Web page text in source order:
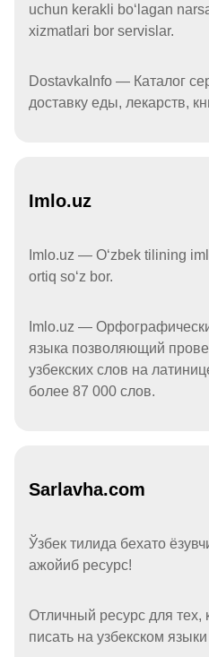
uchun kerakli boʻlagan
xizmatlari bor servislar.
DostavkaInfo — Каталог
доставку еды, лекарств,
Imlo.uz
Imlo.uz — Oʻzbek tilining
ortiq soʻz bor.
Imlo.uz —
языка позволяющий
узбекских слов на
более 87 000 слов.
Sarlavha.com
Ўзбек тилида бехато
ажойиб ресурс!
Отличный ресурс для тех,
писать на узбекском